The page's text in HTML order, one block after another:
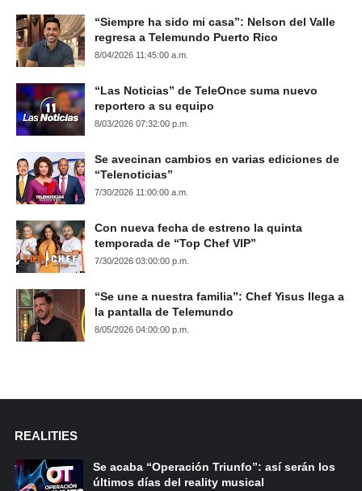
“Siempre ha sido mi casa”: Nelson del Valle
regresa a Telemundo Puerto Rico
8/04/2026 11:45:00 a.m.
“Las Noticias” de TeleOnce suma nuevo
reportero a su equipo
8/03/2026 07:32:00 p.m.
Se avecinan cambios en varias ediciones de
“Telenoticias”
7/30/2026 11:00:00 a.m.
Con nueva fecha de estreno la quinta
temporada de “Top Chef VIP”
7/30/2026 03:00:00 p.m.
“Se une a nuestra familia”: Chef Yisus llega a
la pantalla de Telemundo
8/05/2026 04:00:00 p.m.
REALITIES
Se acaba “Operación Triunfo”: así serán los
últimos días del reality musical